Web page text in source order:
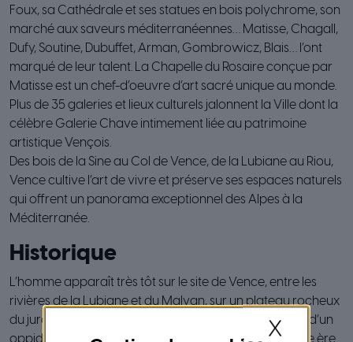
Foux, sa Cathédrale et ses statues en bois polychrome, son
marché aux saveurs méditerranéennes… Matisse, Chagall,
Dufy, Soutine, Dubuffet, Arman, Gombrowicz, Blais… l’ont
marqué de leur talent. La Chapelle du Rosaire conçue par
Matisse est un chef-d’oeuvre d’art sacré unique au monde.
Plus de 35 galeries et lieux culturels jalonnent la Ville dont la
célèbre Galerie Chave intimement liée au patrimoine
artistique Vençois.
Des bois de la Sine au Col de Vence, de la Lubiane au Riou,
Vence cultive l’art de vivre et préserve ses espaces naturels
qui offrent un panorama exceptionnel des Alpes à la
Méditerranée.
Historique
L’homme apparaît très tôt sur le site de Vence, entre les
rivières de la Lubiane et du Malvan, sur un plateau rocheux
du jurassique moyen abrité des Baous. Vence est née d’un
X